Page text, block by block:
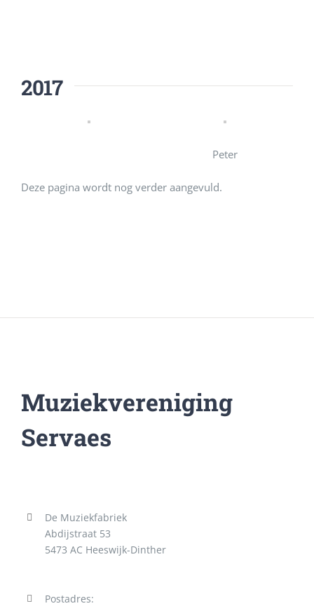
2017
Peter
Deze pagina wordt nog verder aangevuld.
Muziekvereniging
Servaes
De Muziekfabriek
Abdijstraat 53
5473 AC Heeswijk-Dinther
Postadres: